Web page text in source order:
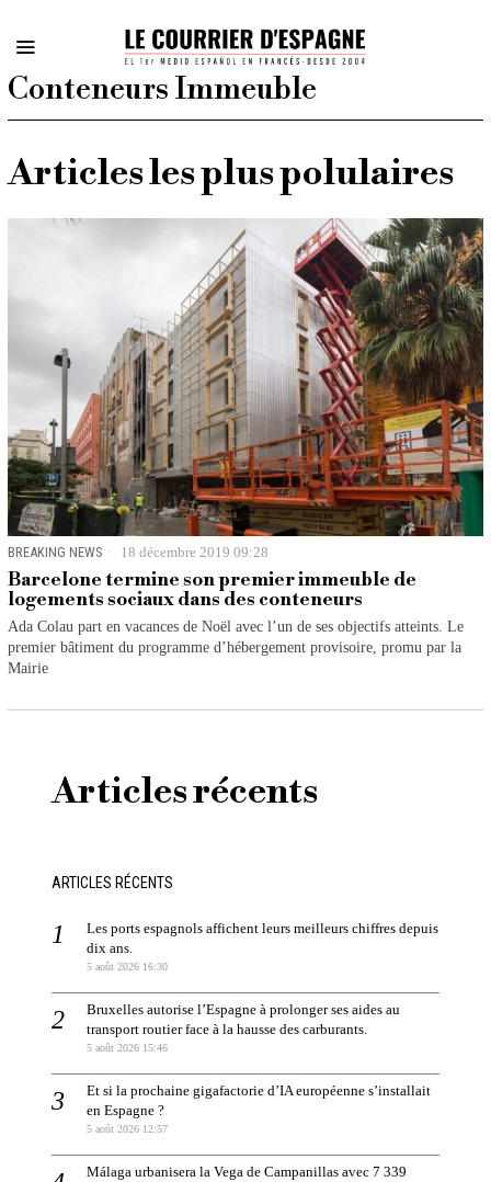
Conteneurs Immeuble
Articles les plus polulaires
BREAKING NEWS 18 décembre 2019 09:28
Barcelone termine son premier immeuble de
logements sociaux dans des conteneurs
Ada Colau part en vacances de Noël avec l’un de ses objectifs atteints. Le
premier bâtiment du programme d’hébergement provisoire, promu par la
Mairie
Articles récents
ARTICLES RÉCENTS
Les ports espagnols affichent leurs meilleurs chiffres depuis
dix ans.
5 août 2026 16:30
Bruxelles autorise l’Espagne à prolonger ses aides au
transport routier face à la hausse des carburants.
5 août 2026 15:46
Et si la prochaine gigafactorie d’IA européenne s’installait
en Espagne ?
5 août 2026 12:57
Málaga urbanisera la Vega de Campanillas avec 7 339